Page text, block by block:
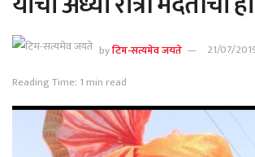
byटिम-सत्यमेव जयते
21/07/
Reading Time: 1 min read